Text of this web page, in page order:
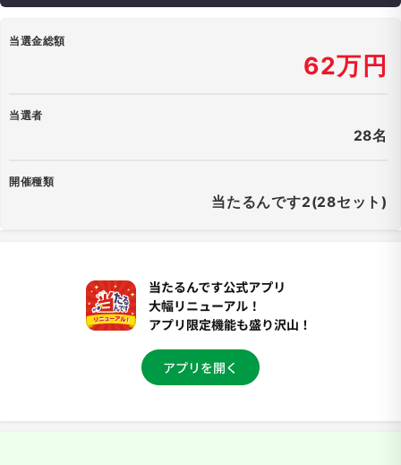
当選金総額
62万円
当選者
28名
開催種類
当たるんです2(28セット)